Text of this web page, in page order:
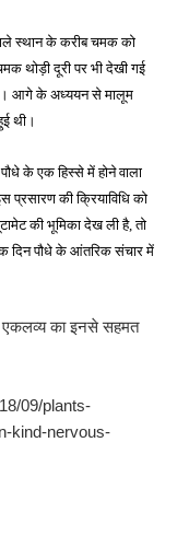
स्थान के करीब चमक को
थोड़ी दूरी पर भी देखी गई
आगे के अध्ययन से मालूम
थी।
के एक हिस्से में होने वाला
प्रसारण की क्रियाविधि को
की भूमिका देख ली है,तो
दिन पौधे के आंतरिक संचार में
का इनसे सहमत
09/plants-
kind-nervous-